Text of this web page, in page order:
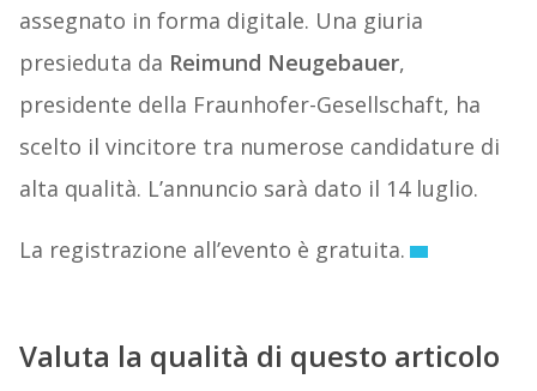
assegnato in forma digitale. Una giuria
presieduta da Reimund Neugebauer,
presidente della Fraunhofer-Gesellschaft, ha
scelto il vincitore tra numerose candidature di
alta qualità. L’annuncio sarà dato il 14 luglio.
La registrazione all’evento è gratuita.
Valuta la qualità di questo articolo